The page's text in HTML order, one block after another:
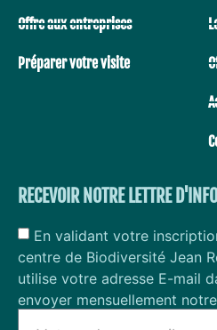
Offre aux entreprises
Préparer votre visite
RECEVOIR NOTRE LETTRE
En validant votre
centre de Biodiversité Jean
utilise votre adresse E-mail
envoyer mensuellement